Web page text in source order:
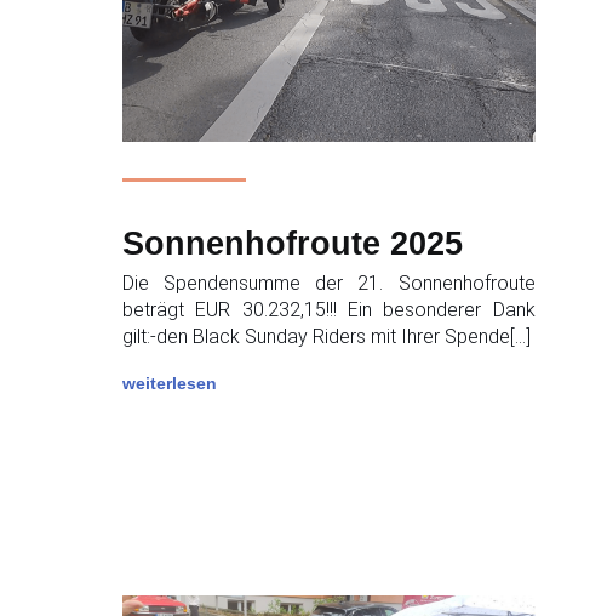
Sonnenhofroute 2025
Die Spendensumme der 21. Sonnenhofroute
beträgt EUR 30.232,15!!! Ein besonderer Dank
gilt:-den Black Sunday Riders mit Ihrer Spende[…]
weiterlesen